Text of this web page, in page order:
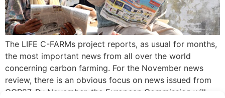
The LIFE C-FARMs project reports, as usual for months,
the most important news from all over the world
concerning carbon farming. For the November news
review, there is an obvious focus on news issued from
COP27. By November, the European Commission will